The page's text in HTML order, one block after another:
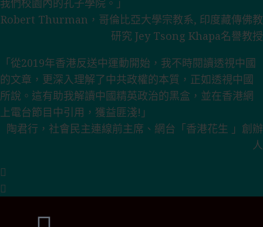
我們校園內的孔子學院。」
Robert Thurman，哥倫比亞大學宗教系, 印度藏傳佛教
研究 Jey Tsong Khapa名譽教授
「從2019年香港反送中運動開始，我不時閱讀透視中國
的文章，更深入理解了中共政權的本質，正如透視中國
所說。這有助我解讀中國精英政治的黑盒，並在香港網
上電台節目中引用，獲益匪淺!」
陶君行，社會民主連線前主席、網台「香港花生 」創辦
人